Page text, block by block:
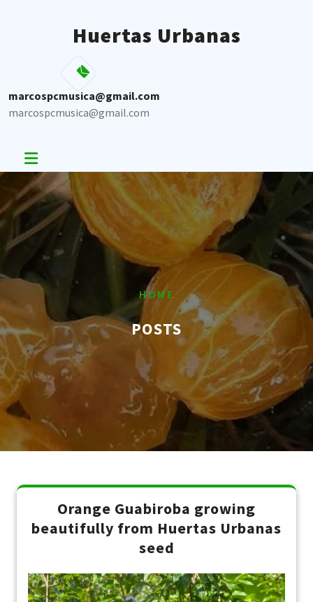
Huertas Urbanas
marcospcmusica@gmail.com
marcospcmusica@gmail.com
HOME
POSTS
Orange Guabiroba growing
beautifully from Huertas Urbanas
seed